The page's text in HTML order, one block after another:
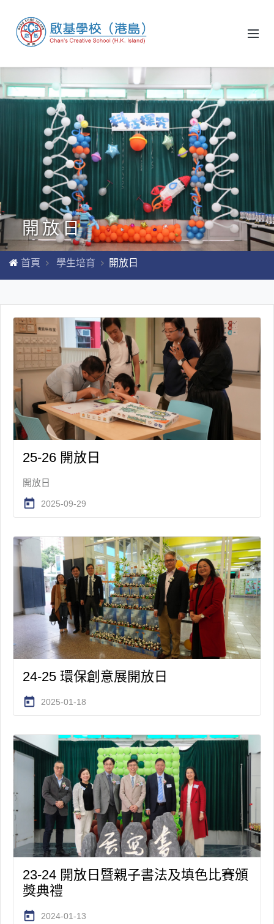
開放日
首頁 學生培育 開放日
25-26 開放日
開放日
today 2025-09-29
24-25 環保創意展開放日
today 2025-01-18
23-24 開放日暨親子書法及填色比賽頒
獎典禮
today 2024-01-13